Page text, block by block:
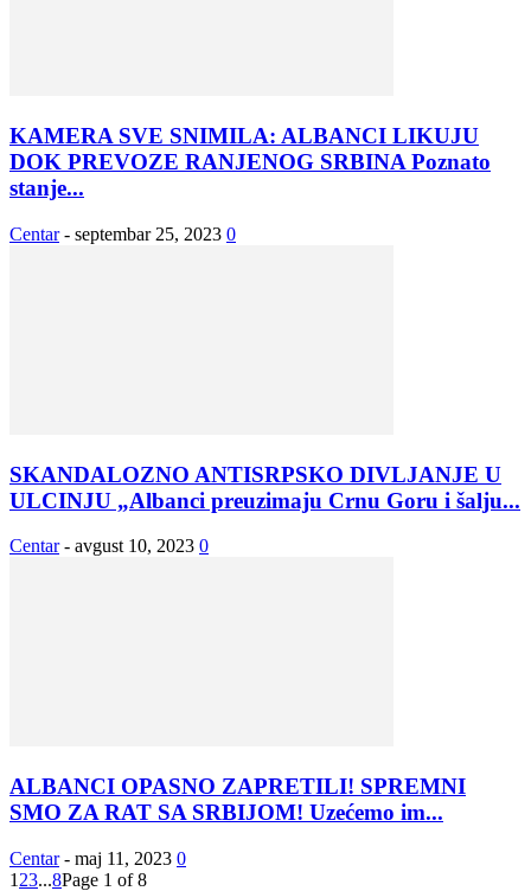
KAMERA SVE SNIMILA: ALBANCI LIKUJU
DOK PREVOZE RANJENOG SRBINA Poznato
stanje...
Centar - septembar 25, 2023 0
SKANDALOZNO ANTISRPSKO DIVLJANJE U
ULCINJU „Albanci preuzimaju Crnu Goru i šalju...
Centar - avgust 10, 2023 0
ALBANCI OPASNO ZAPRETILI! SPREMNI
SMO ZA RAT SA SRBIJOM! Uzećemo im...
Centar - maj 11, 2023 0
1 23...8Page 1 of 8